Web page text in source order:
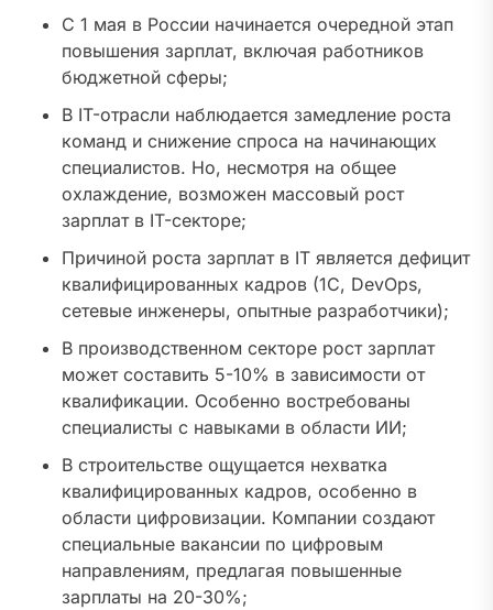
С 1 мая в России начинается очередной этап
повышения зарплат, включая работников
бюджетной сферы;
В IT-отрасли наблюдается замедление роста
команд и снижение спроса на начинающих
специалистов. Но, несмотря на общее
охлаждение, возможен массовый рост
зарплат в IT-секторе;
Причиной роста зарплат в IT является дефицит
квалифицированных кадров (1С, DevOps,
сетевые инженеры, опытные разработчики);
В производственном секторе рост зарплат
может составить 5-10% в зависимости от
квалификации. Особенно востребованы
специалисты с навыками в области ИИ;
В строительстве ощущается нехватка
квалифицированных кадров, особенно в
области цифровизации. Компании создают
специальные вакансии по цифровым
направлениям, предлагая повышенные
зарплаты на 20-30%;